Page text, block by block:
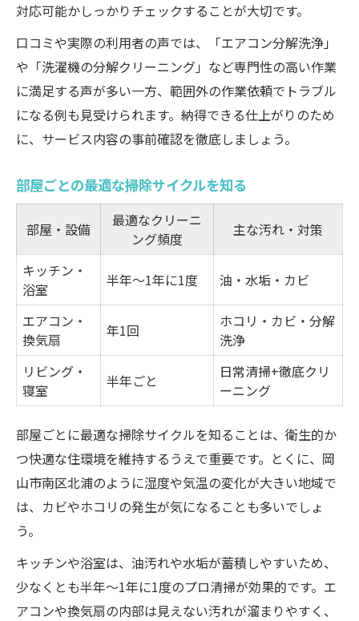
対応可能かしっかりチェックすることが大切です。
口コミや実際の利用者の声では、「エアコン分解洗浄」
や「洗濯機の分解クリーニング」など専門性の高い作業
に満足する声が多い一方、範囲外の作業依頼でトラブル
になる例も見受けられます。納得できる仕上がりのため
に、サービス内容の事前確認を徹底しましょう。
部屋ごとの最適な掃除サイクルを知る
部屋・設備
最適なクリーニ
ング頻度
主な汚れ・対策
キッチン・
浴室
半年～1年に1度 油・水垢・カビ
エアコン・
換気扇
年1回
ホコリ・カビ・分解
洗浄
リビング・
寝室
半年ごと
日常清掃+徹底クリ
ーニング
部屋ごとに最適な掃除サイクルを知ることは、衛生的か
つ快適な住環境を維持するうえで重要です。とくに、岡
山市南区北浦のように湿度や気温の変化が大きい地域で
は、カビやホコリの発生が気になることも多いでしょ
う。
キッチンや浴室は、油汚れや水垢が蓄積しやすいため、
少なくとも半年～1年に1度のプロ清掃が効果的です。エ
アコンや換気扇の内部は見えない汚れが溜まりやすく、